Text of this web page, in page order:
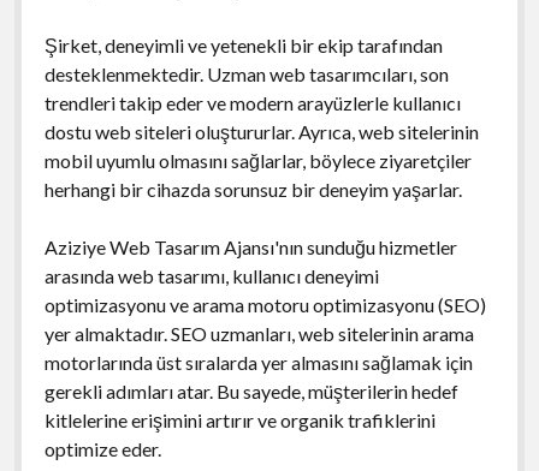
Şirket, deneyimli ve yetenekli bir ekip tarafından
desteklenmektedir. Uzman web tasarımcıları, son
trendleri takip eder ve modern arayüzlerle kullanıcı
dostu web siteleri oluştururlar. Ayrıca, web sitelerinin
mobil uyumlu olmasını sağlarlar, böylece ziyaretçiler
herhangi bir cihazda sorunsuz bir deneyim yaşarlar.
Aziziye Web Tasarım Ajansı'nın sunduğu hizmetler
arasında web tasarımı, kullanıcı deneyimi
optimizasyonu ve arama motoru optimizasyonu (SEO)
yer almaktadır. SEO uzmanları, web sitelerinin arama
motorlarında üst sıralarda yer almasını sağlamak için
gerekli adımları atar. Bu sayede, müşterilerin hedef
kitlelerine erişimini artırır ve organik trafiklerini
optimize eder.